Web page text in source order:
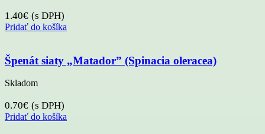
1.40€ (s DPH)
Pridať do košíka
Špenát siaty „Matador” (Spinacia oleracea)
Skladom
0.70€ (s DPH)
Pridať do košíka